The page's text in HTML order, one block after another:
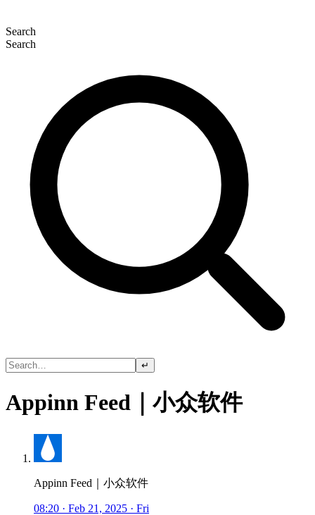
Search
Search
↵
Appinn Feed｜小众软件
Appinn Feed｜小众软件
08:20 · Feb 21, 2025 · Fri